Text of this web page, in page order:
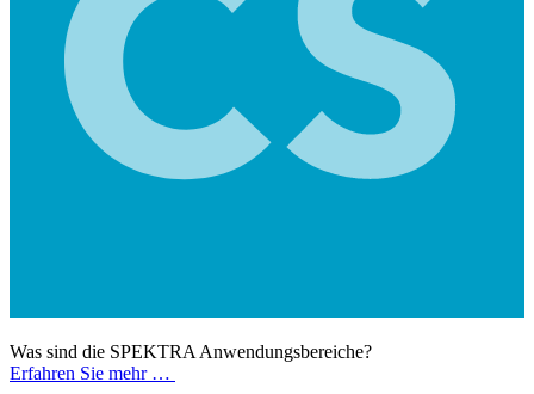
Was sind die SPEKTRA Anwendungsbereiche?
Erfahren Sie mehr …